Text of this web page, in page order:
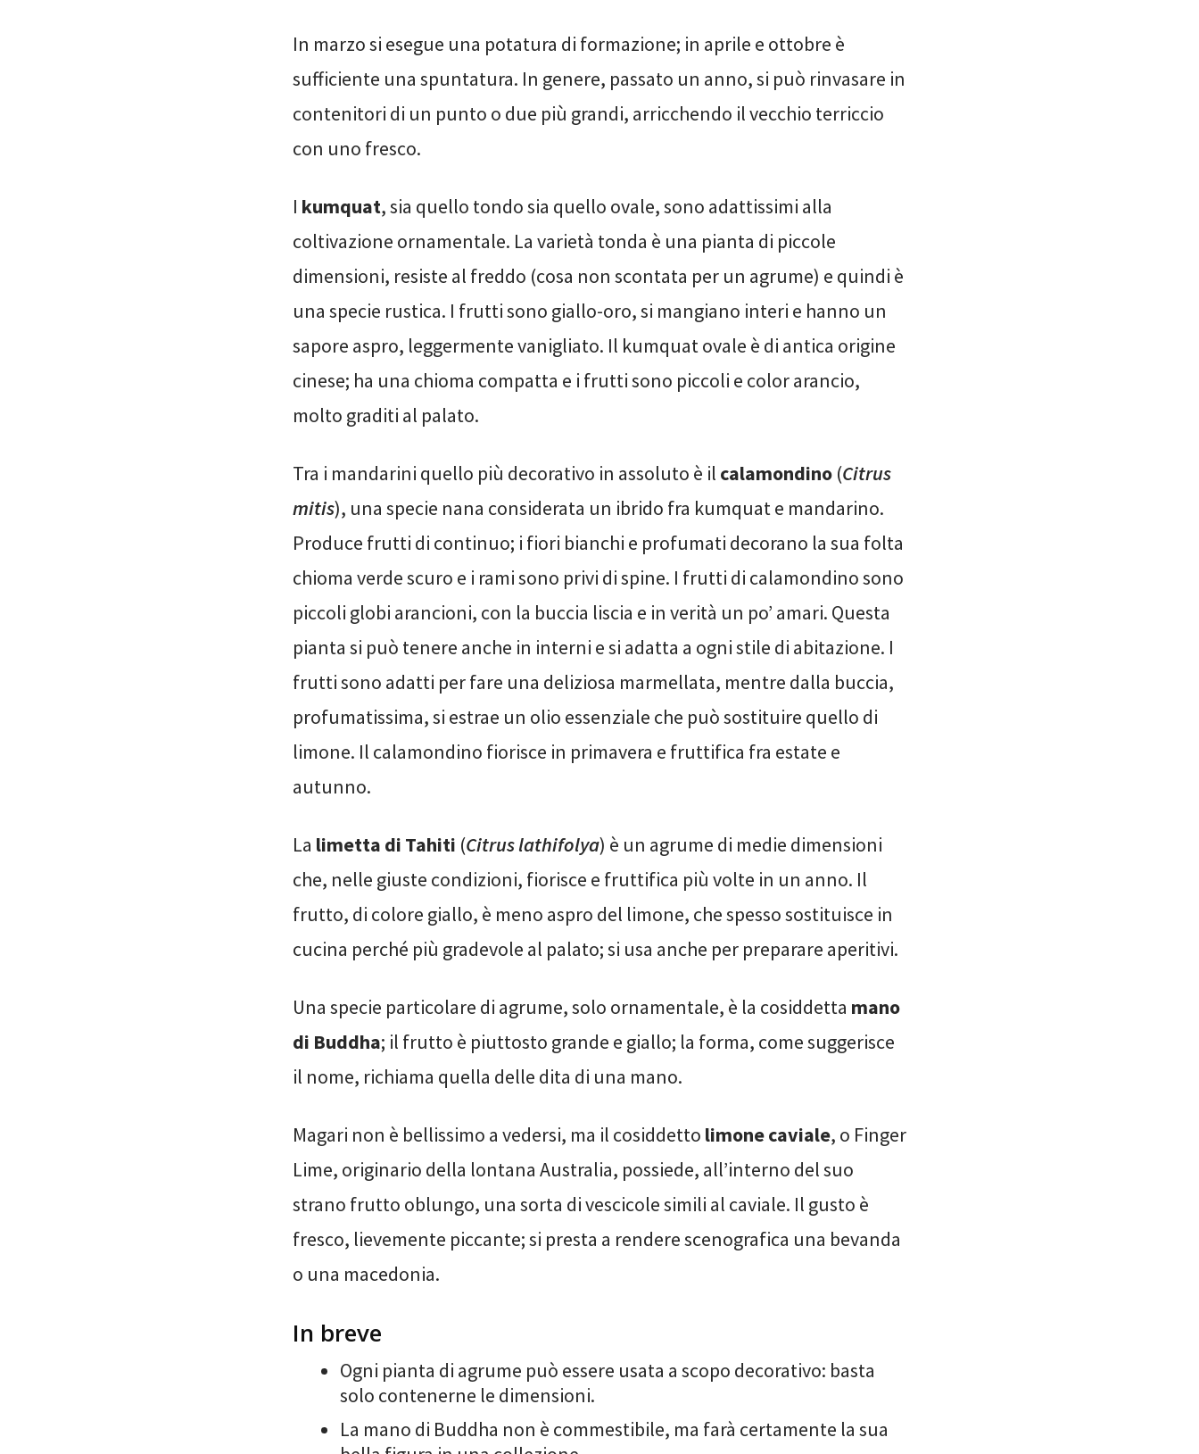
In marzo si esegue una potatura di formazione; in aprile e ottobre è
sufficiente una spuntatura. In genere, passato un anno, si può rinvasare in
contenitori di un punto o due più grandi, arricchendo il vecchio terriccio
con uno fresco.
I kumquat, sia quello tondo sia quello ovale, sono adattissimi alla
coltivazione ornamentale. La varietà tonda è una pianta di piccole
dimensioni, resiste al freddo (cosa non scontata per un agrume) e quindi è
una specie rustica. I frutti sono giallo-oro, si mangiano interi e hanno un
sapore aspro, leggermente vanigliato. Il kumquat ovale è di antica origine
cinese; ha una chioma compatta e i frutti sono piccoli e color arancio,
molto graditi al palato.
Tra i mandarini quello più decorativo in assoluto è il calamondino (Citrus
mitis), una specie nana considerata un ibrido fra kumquat e mandarino.
Produce frutti di continuo; i fiori bianchi e profumati decorano la sua folta
chioma verde scuro e i rami sono privi di spine. I frutti di calamondino sono
piccoli globi arancioni, con la buccia liscia e in verità un po’ amari. Questa
pianta si può tenere anche in interni e si adatta a ogni stile di abitazione. I
frutti sono adatti per fare una deliziosa marmellata, mentre dalla buccia,
profumatissima, si estrae un olio essenziale che può sostituire quello di
limone. Il calamondino fiorisce in primavera e fruttifica fra estate e
autunno.
La limetta di Tahiti (Citrus lathifolya) è un agrume di medie dimensioni
che, nelle giuste condizioni, fiorisce e fruttifica più volte in un anno. Il
frutto, di colore giallo, è meno aspro del limone, che spesso sostituisce in
cucina perché più gradevole al palato; si usa anche per preparare aperitivi.
Una specie particolare di agrume, solo ornamentale, è la cosiddetta mano
di Buddha; il frutto è piuttosto grande e giallo; la forma, come suggerisce
il nome, richiama quella delle dita di una mano.
Magari non è bellissimo a vedersi, ma il cosiddetto limone caviale, o Finger
Lime, originario della lontana Australia, possiede, all’interno del suo
strano frutto oblungo, una sorta di vescicole simili al caviale. Il gusto è
fresco, lievemente piccante; si presta a rendere scenografica una bevanda
o una macedonia.
In breve
Ogni pianta di agrume può essere usata a scopo decorativo: basta
solo contenerne le dimensioni.
La mano di Buddha non è commestibile, ma farà certamente la sua